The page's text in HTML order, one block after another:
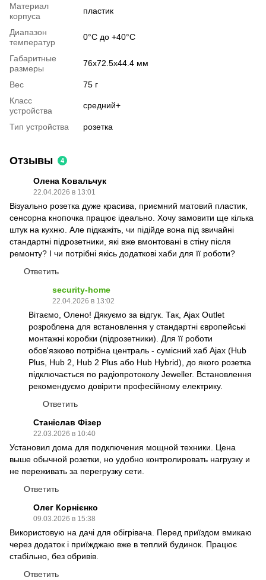
Материал
корпуса
пластик
Диапазон
температур
0°С до +40°С
Габаритные
размеры
76х72.5х44.4 мм
Вес
75 г
Класс
устройства
средний+
Тип устройства розетка
Отзывы 4
Олена Ковальчук
22.04.2026 в 13:01
Візуально розетка дуже красива, приємний матовий пластик,
сенсорна кнопочка працює ідеально. Хочу замовити ще кілька
штук на кухню. Але підкажіть, чи підійде вона під звичайні
стандартні підрозетники, які вже вмонтовані в стіну після
ремонту? І чи потрібні якісь додаткові хаби для її роботи?
Ответить
security-home
22.04.2026 в 13:02
Вітаємо, Олено! Дякуємо за відгук. Так, Ajax Outlet
розроблена для встановлення у стандартні європейські
монтажні коробки (підрозетники). Для її роботи
обов'язково потрібна централь - сумісний хаб Ajax (Hub
Plus, Hub 2, Hub 2 Plus або Hub Hybrid), до якого розетка
підключається по радіопротоколу Jeweller. Встановлення
рекомендуємо довірити професійному електрику.
Ответить
Станіслав Фізер
22.03.2026 в 10:40
Установил дома для подключения мощной техники. Цена
выше обычной розетки, но удобно контролировать нагрузку и
не переживать за перегрузку сети.
Ответить
Олег Корнієнко
09.03.2026 в 15:38
Використовую на дачі для обігрівача. Перед приїздом вмикаю
через додаток і приїжджаю вже в теплий будинок. Працює
стабільно, без обривів.
Ответить